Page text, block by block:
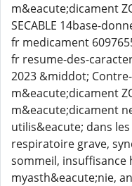
m&eacute;dicament
SECABLE 14base-
fr medicament
fr resume-des-
2023 &middot;
m&eacute;dicament
m&eacute;dicament
utilis&eacute; dans
respiratoire grave,
sommeil, insuffisance
myasth&eacute;nie,